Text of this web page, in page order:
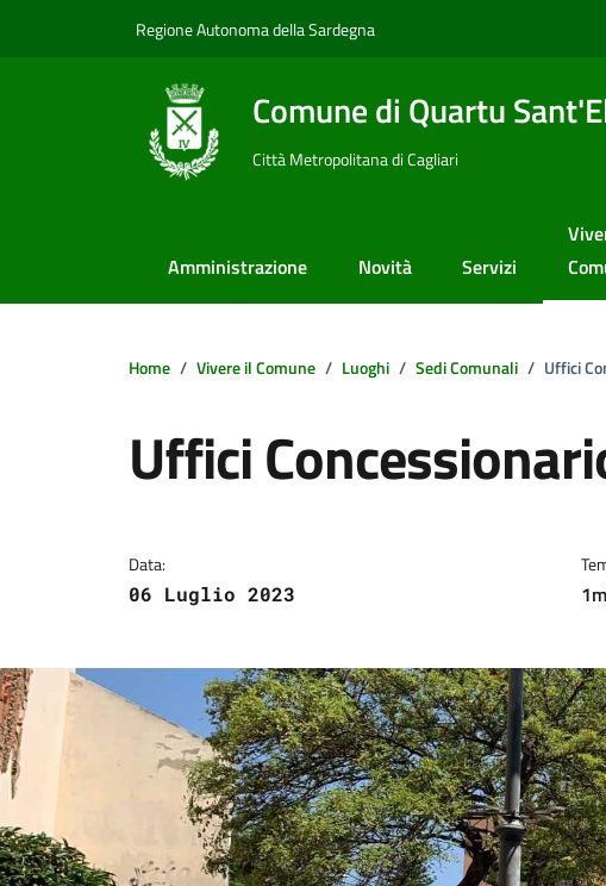
Regione Autonoma della Sardegna
Comune di Quartu
Città Metropolitana di Cagliari
Amministrazione Novità Servizi
Home Vivere il Comune Luoghi Sedi Comunali Uffici
Uffici
Data:
06 Luglio 2023